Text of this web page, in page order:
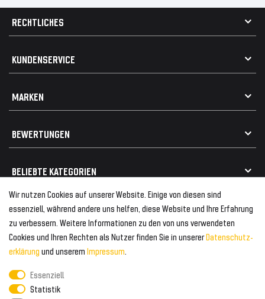
Wir nutzen Cookies auf unserer Website. Einige von diesen sind
essenziell, während andere uns helfen, diese Website und Ihre Erfahrung
zu verbessern. Weitere Informationen zu den von uns verwendeten
Cookies und Ihren Rechten als Nutzer finden Sie in unsererDaten­schutz­
erklärung und unserem Impressum.
Essenziell
Statistik
RECHTLICHES
Widerrufsrecht
Vertrag widerrufen
Elektro- / Altteilentsorgung
KUNDENSERVICE
MARKEN
Geeignet für Mercedes
Geeignet für Audi
BEWERTUNGEN
BELIEBTE KATEGORIEN
Frontspoiler
Heckspoiler
Kabelbäume
Kühlergrill
FOLGEN SIE UNS AUF
Tuning Fanatics
ZAHLUNG & VERSAND
Zahlungsanbieter
Versand & Zahlung
© 2026 Tuning Fanatics